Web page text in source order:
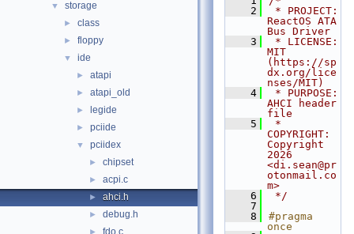
▼ storage
► class
► floppy
▼ ide
► atapi
► atapi_old
► legide
► pciide
▼ pciidex
► chipset
► acpi.c
► ahci.h
► debug.h
fdo.c
    2
* PROJECT:
ReactOS ATA
Bus Driver
    3
* LICENSE:
MIT
(https://sp
dx.org/lice
nses/MIT)
    4
* PURPOSE:
AHCI header
file
    5
*
COPYRIGHT:
Copyright
2026
<di.sean@pr
otonmail.co
m>
    6
*/
    7
    8
#pragma
once